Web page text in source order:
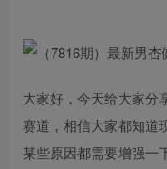
大家好，今天给大家分
赛道，相信大家都知道
某些原因都需要增强一